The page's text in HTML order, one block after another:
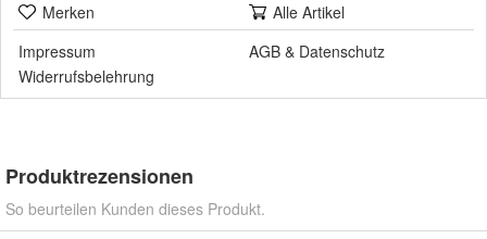
Merken
Alle Artikel
Impressum
AGB & Datenschutz
Widerrufsbelehrung
Produktrezensionen
So beurteilen Kunden dieses Produkt.